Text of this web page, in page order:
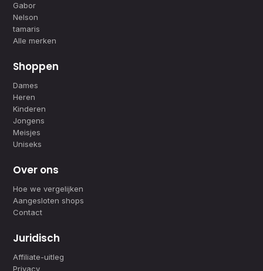
Gabor
Nelson
tamaris
Alle merken
Shoppen
Dames
Heren
Kinderen
Jongens
Meisjes
Uniseks
Over ons
Hoe we vergelijken
Aangesloten shops
Contact
Juridisch
Affiliate-uitleg
Privacy